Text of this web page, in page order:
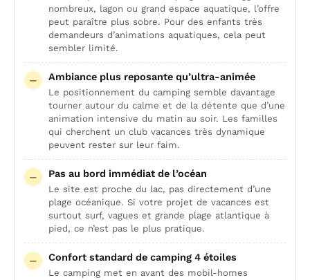
nombreux, lagon ou grand espace aquatique, l’offre
peut paraître plus sobre. Pour des enfants très
demandeurs d’animations aquatiques, cela peut
sembler limité.
Ambiance plus reposante qu’ultra-animée
Le positionnement du camping semble davantage
tourner autour du calme et de la détente que d’une
animation intensive du matin au soir. Les familles
qui cherchent un club vacances très dynamique
peuvent rester sur leur faim.
Pas au bord immédiat de l’océan
Le site est proche du lac, pas directement d’une
plage océanique. Si votre projet de vacances est
surtout surf, vagues et grande plage atlantique à
pied, ce n’est pas le plus pratique.
Confort standard de camping 4 étoiles
Le camping met en avant des mobil-homes